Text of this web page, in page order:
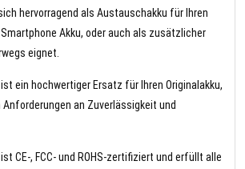
hervorragend als Austauschakku für Ihren
Akku, oder auch als zusätzlicher
eignet.
ist ein hochwertiger Ersatz für Ihren Originalakku,
an Zuverlässigkeit und
CE-, FCC- und ROHS-zertifiziert und erfüllt alle